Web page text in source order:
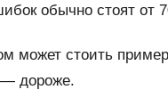
обычно стоят
может стоить
— дороже.